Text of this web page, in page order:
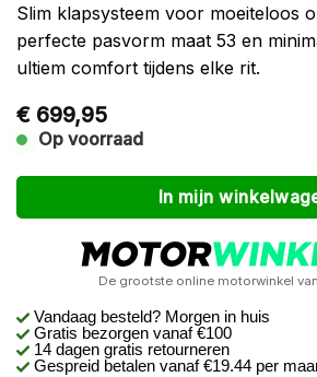
Slim klapsysteem voor moeiteloos
perfecte pasvorm maat 53 en
ultiem comfort tijdens elke rit.
€ 699,95
Op voorraad
In mijn
De grootste online motorwinkel
Vandaag besteld? Morgen in huis
Gratis bezorgen vanaf €100
14 dagen gratis retourneren
Gespreid betalen vanaf €19.44 per